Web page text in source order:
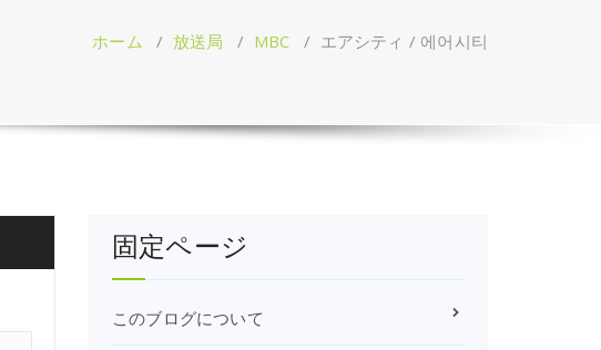
ホーム / 放送局 / MBC / エアシティ / 에어시티
固定ページ
このブログについて